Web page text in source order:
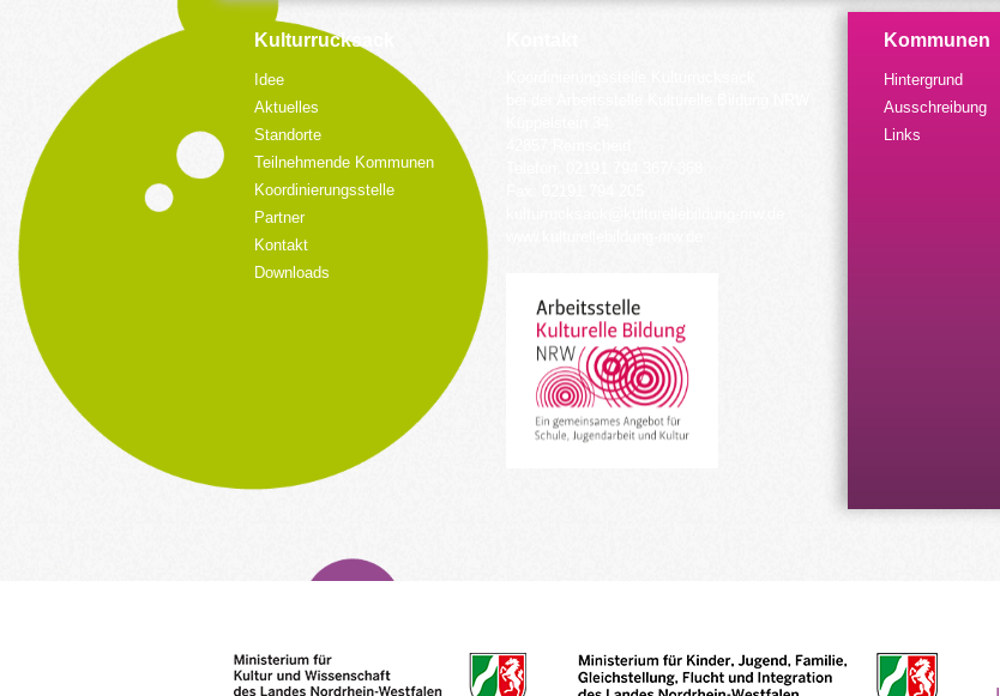
Kulturrucksack
Idee
Aktuelles
Standorte
Teilnehmende Kommunen
Koordinierungsstelle
Partner
Kontakt
Downloads
Kommunen
Hintergrund
Ausschreibung
Links